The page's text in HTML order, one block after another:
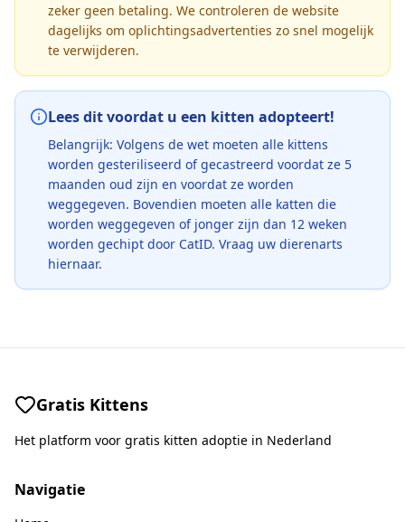
zeker geen betaling. We controleren de website
dagelijks om oplichtingsadvertenties zo snel mogelijk
te verwijderen.
Lees dit voordat u een kitten adopteert!
Belangrijk: Volgens de wet moeten alle kittens
worden gesteriliseerd of gecastreerd voordat ze 5
maanden oud zijn en voordat ze worden
weggegeven. Bovendien moeten alle katten die
worden weggegeven of jonger zijn dan 12 weken
worden gechipt door CatID. Vraag uw dierenarts
hiernaar.
Gratis Kittens
Het platform voor gratis kitten adoptie in Nederland
Navigatie